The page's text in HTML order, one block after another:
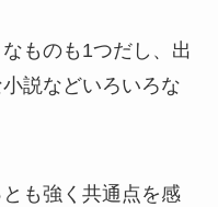
ものも1つだし、出
説などいろいろな
も強く共通点を感